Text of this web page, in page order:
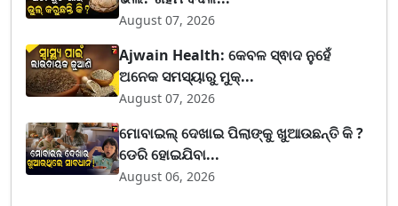
August 07, 2026
Ajwain Health: କେବଳ ସ୍ଵାଦ ନୁହେଁ
ଅନେକ ସମସ୍ୟାରୁ ମୁକ୍...
August 07, 2026
ମୋବାଇଲ୍ ଦେଖାଇ ପିଲାଙ୍କୁ ଖୁଆଉଛନ୍ତି କି ?
ଡେରି ହୋଇଯିବା...
August 06, 2026